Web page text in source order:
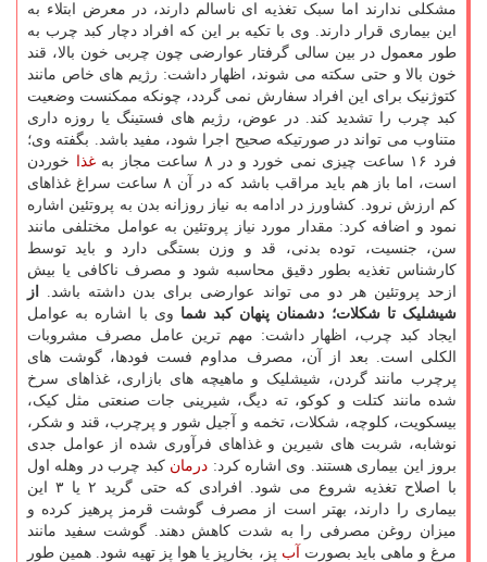
مشکلی ندارند اما سبک تغذیه ای ناسالم دارند، در معرض ابتلاء به
این بیماری قرار دارند. وی با تکیه بر این که افراد دچار کبد چرب به
طور معمول در بین سالی گرفتار عوارضی چون چربی خون بالا، قند
خون بالا و حتی سکته می شوند، اظهار داشت: رژیم های خاص مانند
کتوژنیک برای این افراد سفارش نمی گردد، چونکه ممکنست وضعیت
کبد چرب را تشدید کند. در عوض، رژیم های فستینگ یا روزه داری
متناوب می تواند در صورتیکه صحیح اجرا شود، مفید باشد. بگفته وی؛
فرد ۱۶ ساعت چیزی نمی خورد و در ۸ ساعت مجاز به
غذا
خوردن
است، اما باز هم باید مراقب باشد که در آن ۸ ساعت سراغ غذاهای
کم ارزش نرود. کشاورز در ادامه به نیاز روزانه بدن به پروتئین اشاره
نمود و اضافه کرد: مقدار مورد نیاز پروتئین به عوامل مختلفی مانند
سن، جنسیت، توده بدنی، قد و وزن بستگی دارد و باید توسط
کارشناس تغذیه بطور دقیق محاسبه شود و مصرف ناکافی یا بیش
ازحد پروتئین هر دو می تواند عوارضی برای بدن داشته باشد.
از
شیشلیک تا شکلات؛ دشمنان پنهان کبد شما وی با اشاره به عوامل
ایجاد کبد چرب، اظهار داشت: مهم ترین عامل مصرف مشروبات
الکلی است. بعد از آن، مصرف مداوم فست فودها، گوشت های
پرچرب مانند گردن، شیشلیک و ماهیچه های بازاری، غذاهای سرخ
شده مانند کتلت و کوکو، ته دیگ، شیرینی جات صنعتی مثل کیک،
بیسکویت، کلوچه، شکلات، تخمه و آجیل شور و پرچرب، قند و شکر،
نوشابه، شربت های شیرین و غذاهای فرآوری شده از عوامل جدی
بروز این بیماری هستند. وی اشاره کرد: درمان کبد چرب در وهله اول
با اصلاح تغذیه شروع می شود. افرادی که حتی گرید ۲ یا ۳ این
بیماری را دارند، بهتر است از مصرف گوشت قرمز پرهیز کرده و
میزان روغن مصرفی را به شدت کاهش دهند. گوشت سفید مانند
مرغ و ماهی باید بصورت
آب پز، بخارپز یا هوا پز تهیه شود. همین طور